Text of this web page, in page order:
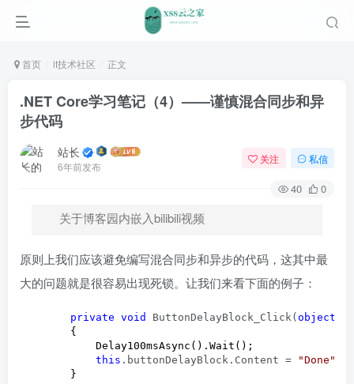
首页 it技术社区 正文
.NET Core学习笔记（4）——谨慎混合同步和异
步代码
站长
6年前发布
关注 私信
40 0
关于博客园内嵌入bilibili视频
原则上我们应该避免编写混合同步和异步的代码，这其中最
大的问题就是很容易出现死锁。让我们来看下面的例子：
private void ButtonDelayBlock_Click( object
        {
            Delay100msAsync().Wait();
this .buttonDelayBlock.Content = "Done "
        }